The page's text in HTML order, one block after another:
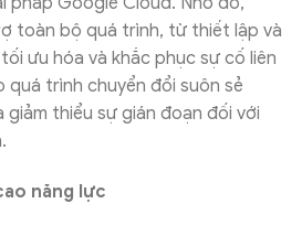
toàn bộ quá trình, từ thiết lập và
ưu hóa và khắc phục sự cố liên
quá trình chuyển đổi suôn sẻ
giảm thiểu sự gián đoạn đối với
năng lực